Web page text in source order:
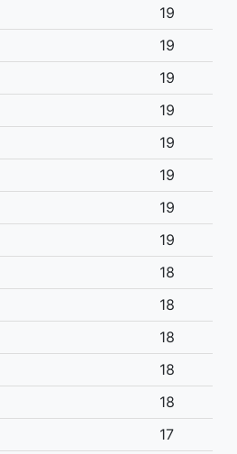
19
19
19
19
19
19
19
19
18
18
18
18
18
17